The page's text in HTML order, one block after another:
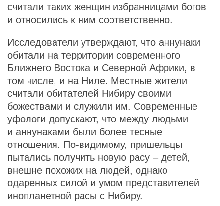
считали таких женщин избранницами богов
и относились к ним соответственно.
Исследователи утверждают, что аннунаки
обитали на территории современного
Ближнего Востока и Северной Африки, в
том числе, и на Ниле. Местные жители
считали обитателей Нибиру своими
божествами и служили им. Современные
уфологи допускают, что между людьми
и аннунаками были более тесные
отношения. По-видимому, пришельцы
пытались получить новую расу – детей,
внешне похожих на людей, однако
одаренных силой и умом представителей
инопланетной расы с Нибиру.